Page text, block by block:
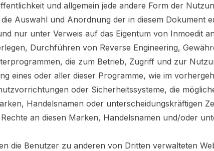
und allgemein jede andere Form der
Auswahl und Anordnung der in diesem Dokument
nur unter Verweis auf das Eigentum von Inmoedit
Durchführen von Reverse Engineering,
die zum Betrieb, Zugriff und zur
eines oder aller dieser Programme, wie im
oder Sicherheitssysteme, die
Handelsnamen oder unterscheidungskräftigen
an diesen Marken, Handelsnamen und/oder
die Benutzer zu anderen von Dritten verwalteten